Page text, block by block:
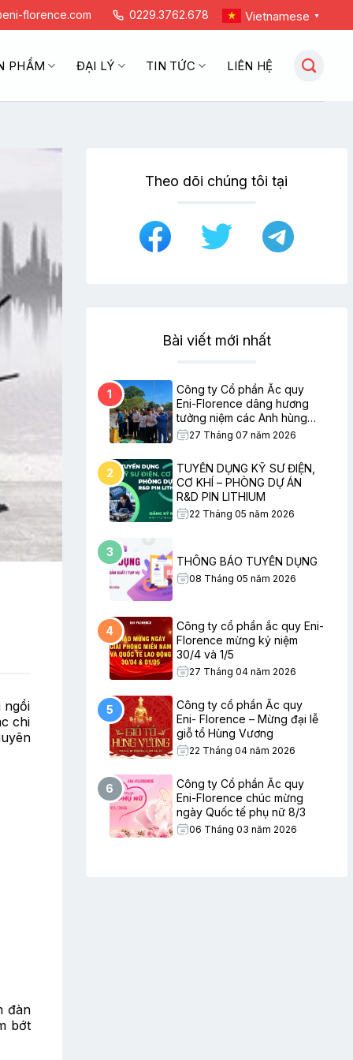
florence.com 0229.3762.678 Vietnamese ▼
PHẨM ĐẠI LÝ TIN TỨC LIÊN HỆ
ngồi
chi
đàn
bớt
Theo dõi chúng tôi tại
Bài viết mới nhất
1
Công ty Cổ phần Ắc quy
Eni-Florence dâng hương
tưởng niệm các Anh hùng
Liệt sĩ nhân ngày Thương
27 Tháng 07 năm 2026
2
TUYỂN DỤNG KỸ SƯ ĐIỆN,
CƠ KHÍ – PHÒNG DỰ ÁN
R&D PIN LITHIUM
22 Tháng 05 năm 2026
3
THÔNG BÁO TUYỂN DỤNG
08 Tháng 05 năm 2026
4
Công ty cổ phần ắc quy Eni-
Florence mừng kỷ niệm
30/4 và 1/5
27 Tháng 04 năm 2026
5
Công ty cổ phần Ắc quy
Eni- Florence – Mừng đại lễ
giỗ tổ Hùng Vương
22 Tháng 04 năm 2026
6
Công ty Cổ phần Ắc quy
Eni-Florence chúc mừng
ngày Quốc tế phụ nữ 8/3
06 Tháng 03 năm 2026